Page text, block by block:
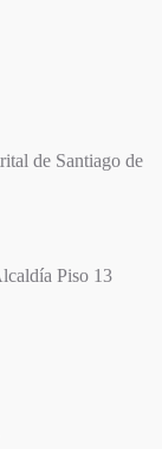
de Santiago de
Piso 13